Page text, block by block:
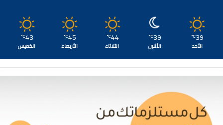
39
℃
الأحد
39
℃
الأثنين
44
℃
الثلاثاء
45
℃
الأربعاء
43
℃
الخميس